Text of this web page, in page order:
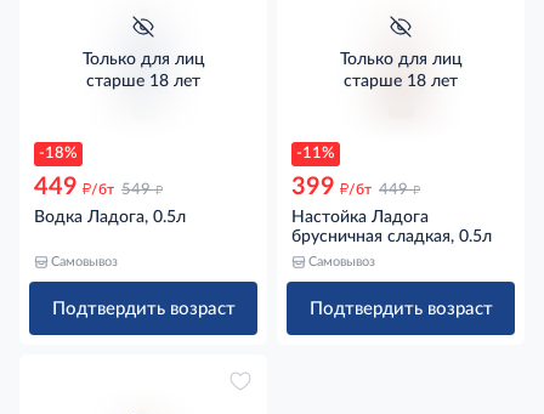
-18%
Только для лиц
старше 18 лет
449 д/бт 549 д
Водка Ладога, 0.5л
Самовывоз
Подтвердить возраст
-11%
Только для лиц
старше 18 лет
399 д/бт 449 д
Настойка Ладога
брусничная сладкая, 0.5л
Самовывоз
Подтвердить возраст